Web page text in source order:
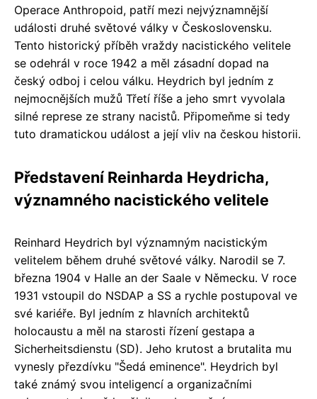
Operace Anthropoid, patří mezi nejvýznamnější
události druhé světové války v Československu.
Tento historický příběh vraždy nacistického velitele
se odehrál v roce 1942 a měl zásadní dopad na
český odboj i celou válku. Heydrich byl jedním z
nejmocnějších mužů Třetí říše a jeho smrt vyvolala
silné represe ze strany nacistů. Připomeňme si tedy
tuto dramatickou událost a její vliv na českou historii.
Představení Reinharda Heydricha,
významného nacistického velitele
Reinhard Heydrich byl významným nacistickým
velitelem během druhé světové války. Narodil se 7.
března 1904 v Halle an der Saale v Německu. V roce
1931 vstoupil do NSDAP a SS a rychle postupoval ve
své kariéře. Byl jedním z hlavních architektů
holocaustu a měl na starosti řízení gestapa a
Sicherheitsdienstu (SD). Jeho krutost a brutalita mu
vynesly přezdívku "Šedá eminence". Heydrich byl
také známý svou inteligencí a organizačními